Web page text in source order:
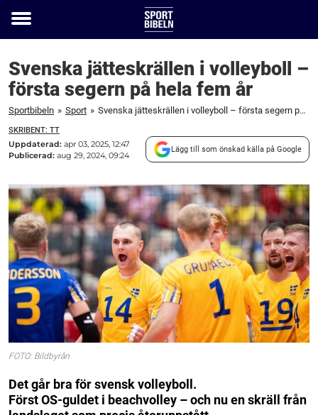
Toggle
Svenska jätteskrällen i volleyboll –
första segern på hela fem år
Sportbibeln » Sport » Svenska jätteskrällen i volleyboll – första segern på hela fem år
SKRIBENT: TT
Uppdaterad: apr 03, 2025, 12:47
Publicerad: aug 29, 2024, 09:24
Lägg till som önskad källa på Google
FOTO: Bildbyrån
Det går bra för svensk volleyboll.
Först OS-guldet i beachvolley – och nu en skräll från